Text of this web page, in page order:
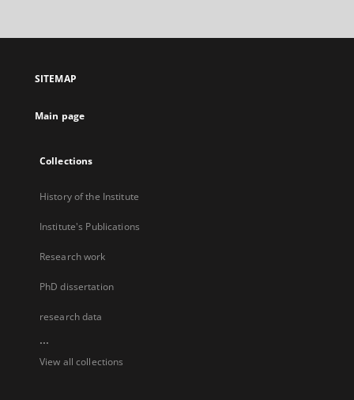
SITEMAP
Main page
Collections
History of the Institute
Institute's Publications
Research work
PhD dissertation
research data
...
View all collections